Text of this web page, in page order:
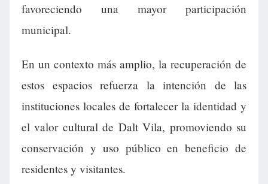
favoreciendo una mayor participación
municipal.
En un contexto más amplio, la recuperación de
estos espacios refuerza la intención de las
instituciones locales de fortalecer la identidad y
el valor cultural de Dalt Vila, promoviendo su
conservación y uso público en beneficio de
residentes y visitantes.